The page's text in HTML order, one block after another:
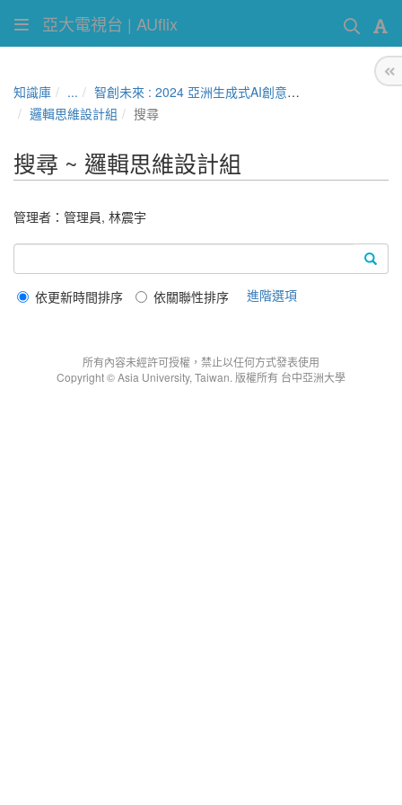
亞大電視台 | AUflix
知識庫 ...
智創未來 : 2024 亞洲生成式AI創意競賽
邏輯思維設計組
搜尋
搜尋 ~ 邏輯思維設計組
管理者： 管理員, 林震宇
依更新時間排序 依關聯性排序 進階選項
所有內容未經許可授權，禁止以任何方式發表使用
Copyright © Asia University, Taiwan. 版權所有 台中亞洲大學